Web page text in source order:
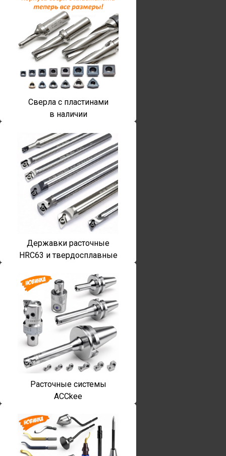
Сверла с пластинами
в наличии
Державки расточные
HRC63 и твердосплавные
Расточные системы
ACCkee